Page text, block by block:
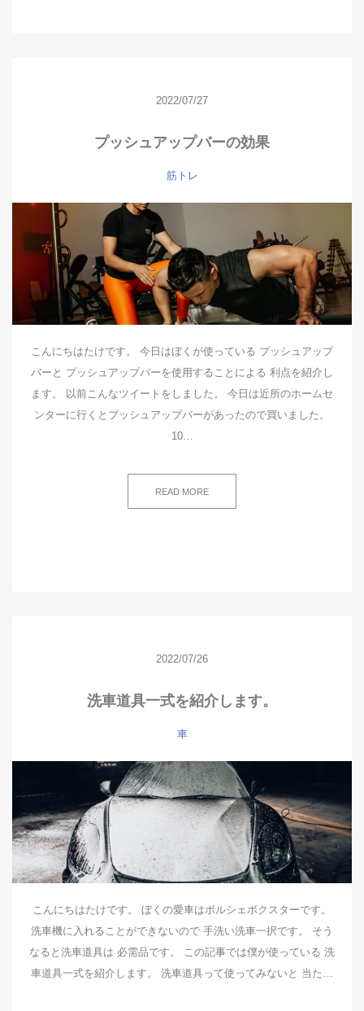
2022/07/27
プッシュアップバーの効果
筋トレ
こんにちはたけです。 今日はぼくが使っている プッシュアップ
バーと プッシュアップバーを使用することによる 利点を紹介し
ます。 以前こんなツイートをしました。 今日は近所のホームセ
ンターに行くとプッシュアップバーがあったので買いました。
10…
READ MORE
2022/07/26
洗車道具一式を紹介します。
車
こんにちはたけです。 ぼくの愛車はボルシェボクスターです。
洗車機に入れることができないので 手洗い洗車一択です。 そう
なると洗車道具は 必需品です。 この記事では僕が使っている 洗
車道具一式を紹介します。 洗車道具って使ってみないと 当た…